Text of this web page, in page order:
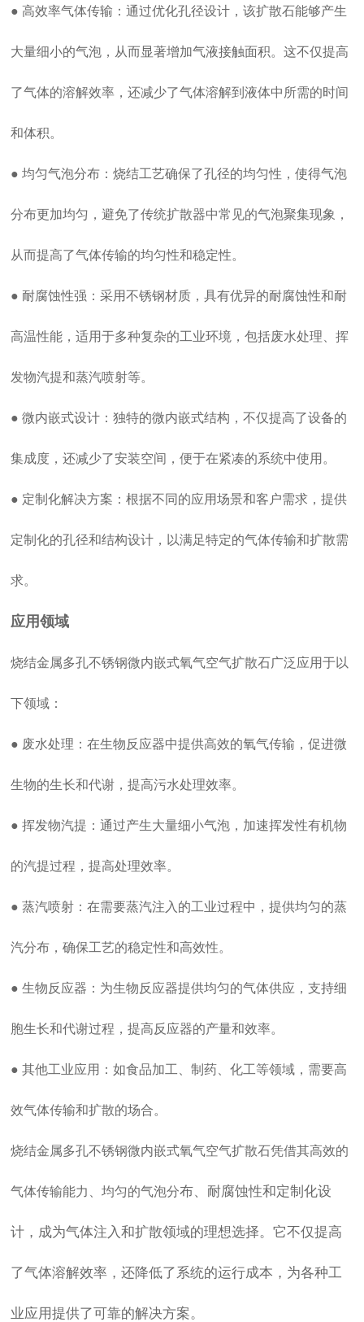
● 高效率气体传输：通过优化孔径设计，该扩散石能够产生
大量细小的气泡，从而显著增加气液接触面积。这不仅提高
了气体的溶解效率，还减少了气体溶解到液体中所需的时间
和体积。
● 均匀气泡分布：烧结工艺确保了孔径的均匀性，使得气泡
分布更加均匀，避免了传统扩散器中常见的气泡聚集现象，
从而提高了气体传输的均匀性和稳定性。
● 耐腐蚀性强：采用不锈钢材质，具有优异的耐腐蚀性和耐
高温性能，适用于多种复杂的工业环境，包括废水处理、挥
发物汽提和蒸汽喷射等。
● 微内嵌式设计：独特的微内嵌式结构，不仅提高了设备的
集成度，还减少了安装空间，便于在紧凑的系统中使用。
● 定制化解决方案：根据不同的应用场景和客户需求，提供
定制化的孔径和结构设计，以满足特定的气体传输和扩散需
求。
应用领域
烧结金属多孔不锈钢微内嵌式氧气空气扩散石广泛应用于以
下领域：
● 废水处理：在生物反应器中提供高效的氧气传输，促进微
生物的生长和代谢，提高污水处理效率。
● 挥发物汽提：通过产生大量细小气泡，加速挥发性有机物
的汽提过程，提高处理效率。
● 蒸汽喷射：在需要蒸汽注入的工业过程中，提供均匀的蒸
汽分布，确保工艺的稳定性和高效性。
● 生物反应器：为生物反应器提供均匀的气体供应，支持细
胞生长和代谢过程，提高反应器的产量和效率。
● 其他工业应用：如食品加工、制药、化工等领域，需要高
效气体传输和扩散的场合。
烧结金属多孔不锈钢微内嵌式氧气空气扩散石凭借其高效的
气体传输能力、均匀的气泡分布、耐腐蚀性和定制化设
计，成为气体注入和扩散领域的理想选择。它不仅提高
了气体溶解效率，还降低了系统的运行成本，为各种工
业应用提供了可靠的解决方案。